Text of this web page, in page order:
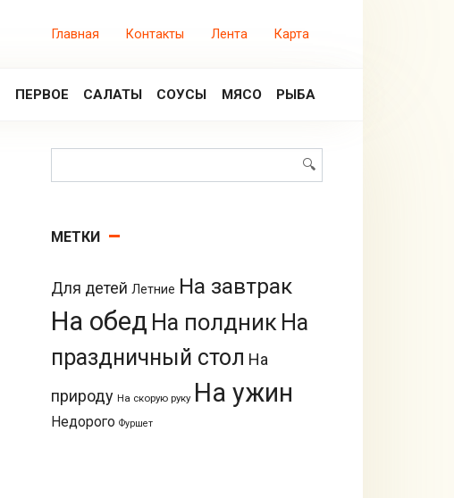
Главная Контакты Лента Карта
ПЕРВОЕ САЛАТЫ СОУСЫ МЯСО РЫБА
МЕТКИ
Для детей Летние На завтрак
На обед На полдник На
праздничный стол На
природу На скорую руку На ужин
Недорого Фуршет